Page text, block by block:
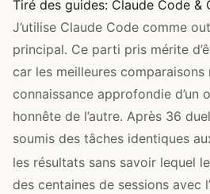
Tiré des guides: Claude Code &
J’utilise Claude Code comme
principal. Ce parti pris mérite
car les meilleures comparaisons
connaissance approfondie d’un
honnête de l’autre. Après 36
soumis des tâches identiques
les résultats sans savoir lequel
des centaines de sessions avec